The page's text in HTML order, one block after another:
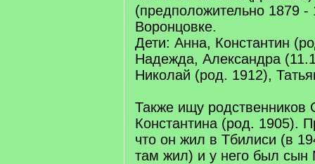
(предположительно 1879
Воронцовке.
Дети: Анна, Константин
Надежда, Александра
Николай (род. 1912),
Также ищу родственников
Константина (род. 1905).
что он жил в Тбилиси (в
там жил) и у него был сын